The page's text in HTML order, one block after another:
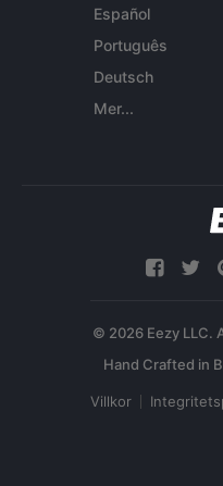
Español
Português
Deutsch
Mer...
© 2026 Eezy LLC.
Villkor